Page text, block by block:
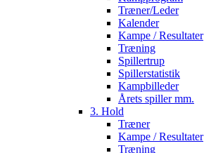
Træner/Leder
Kalender
Kampe / Resultater
Træning
Spillertrup
Spillerstatistik
Kampbilleder
Årets spiller mm.
3. Hold
Træner
Kampe / Resultater
Træning